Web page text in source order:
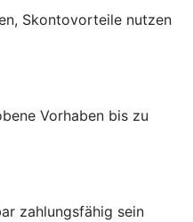
Skontovorteile nutzen
Vorhaben bis zu
zahlungsfähig sein